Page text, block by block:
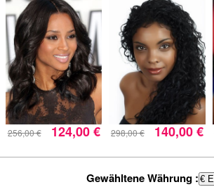
256,00 € 124,00 € 298,00 € 140,00 €
Gewähltene Währung : €